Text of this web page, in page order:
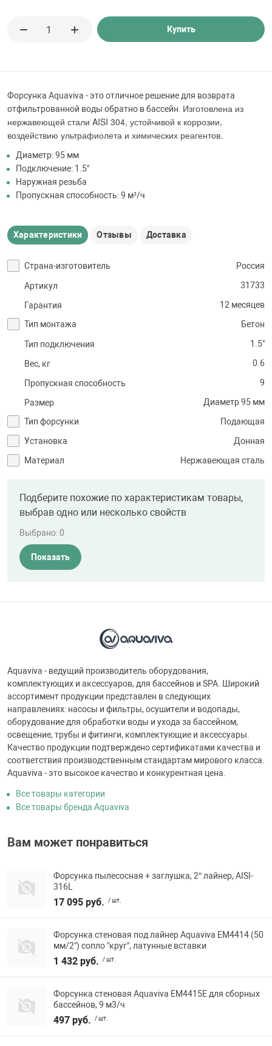
Форсунка Aquaviva - это отличное решение для возврата
отфильтрованной воды обратно в бассейн. Изготовлена из
нержавеющей стали AISI 304, устойчивой к коррозии,
воздействию ультрафиолета и химических реагентов.
Диаметр: 95 мм
Подключение: 1.5"
Наружная резьба
Пропускная способность: 9 м³/ч
Купить
Характеристики Отзывы Доставка
Страна-изготовитель Россия
Артикул 31733
Гарантия
12 месяцев
Тип монтажа
Бетон
Тип подключения 1.5"
Вес, кг 0.6
Пропускная способность 9
Размер
Диаметр 95 мм
Тип форсунки
Подающая
Установка
Донная
Материал
Нержавеющая сталь
Подберите похожие по характеристикам товары,
выбрав одно или несколько свойств
Выбрано:0
Показать
Aquaviva - ведущий производитель оборудования,
комплектующих и аксессуаров, для бассейнов и SPA. Широкий
ассортимент продукции представлен в следующих
направлениях: насосы и фильтры, осушители и водопады,
оборудование для обработки воды и ухода за бассейном,
освещение, трубы и фитинги, комплектующие и аксессуары.
Качество продукции подтверждено сертификатами качества и
соответствия производственным стандартам мирового класса.
Aquaviva - это высокое качество и конкурентная цена.
Все товары категории
Все товары бренда Aquaviva
Вам может понравиться
Форсунка пылесосная + заглушка, 2″ лайнер, AISI-
316L
17 095 руб. / шт.
Форсунка стеновая под лайнер Aquaviva EM4414 (50
мм/2") сопло "круг", латунные вставки
1 432 руб. / шт.
Форсунка стеновая Aquaviva EM4415E для сборных
бассейнов, 9 м3/ч
497 руб. / шт.